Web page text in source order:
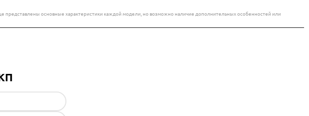
представлены основные характеристики каждой модели, но возможно наличие дополнительных особенностей или